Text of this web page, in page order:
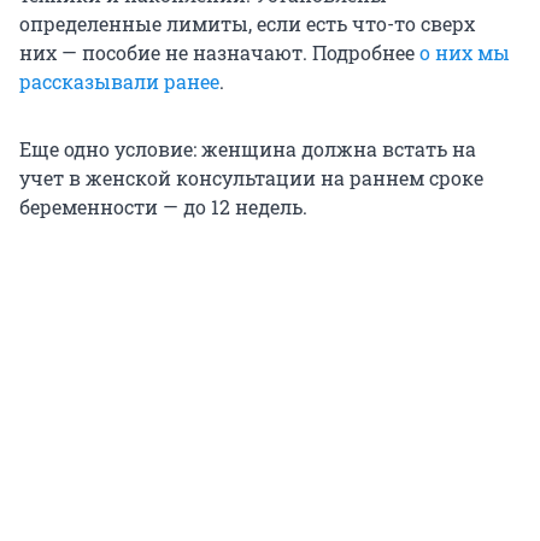
определенные лимиты, если есть что-то сверх
них — пособие не назначают. Подробнеео них мы
рассказывали ранее.
Еще одно условие: женщина должна встать на
учет в женской консультации на раннем сроке
беременности — до 12 недель.